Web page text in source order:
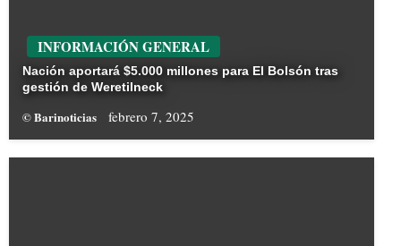
INFORMACIÓN GENERAL
Nación aportará $5.000 millones para El Bolsón tras
gestión de Weretilneck
© Barinoticias febrero 7, 2025